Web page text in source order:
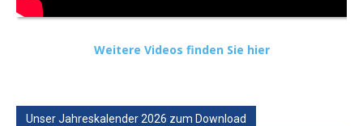
Weitere Videos finden Sie hier
Unser Jahreskalender 2026 zum Download